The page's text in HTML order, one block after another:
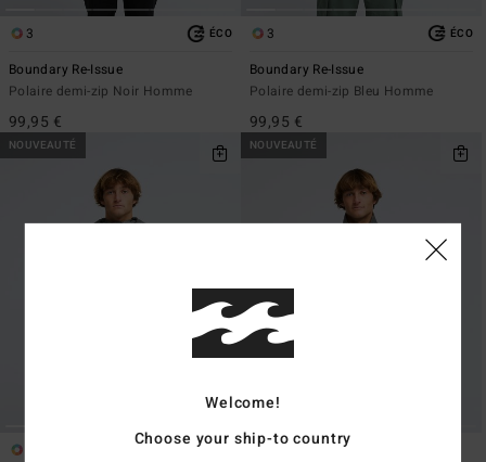
3 ÉCO
Boundary Re-Issue
Polaire demi-zip Noir Homme
99,95 €
3 ÉCO
Boundary Re-Issue
Polaire demi-zip Bleu Homme
99,95 €
NOUVEAUTÉ NOUVEAUTÉ
1
Welcome!
Choose your ship-to country